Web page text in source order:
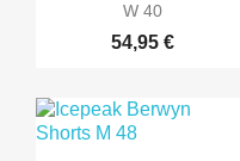
W 40
54,95 €